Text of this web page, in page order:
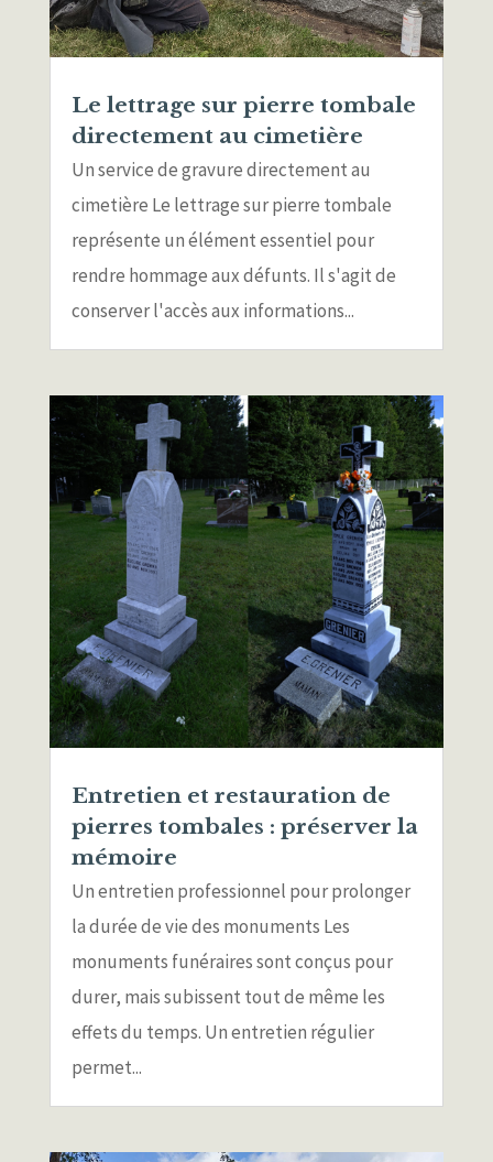
Le lettrage sur pierre tombale
directement au cimetière
Un service de gravure directement au
cimetière Le lettrage sur pierre tombale
représente un élément essentiel pour
rendre hommage aux défunts. Il s'agit de
conserver l'accès aux informations...
Entretien et restauration de
pierres tombales : préserver la
mémoire
Un entretien professionnel pour prolonger
la durée de vie des monuments Les
monuments funéraires sont conçus pour
durer, mais subissent tout de même les
effets du temps. Un entretien régulier
permet...